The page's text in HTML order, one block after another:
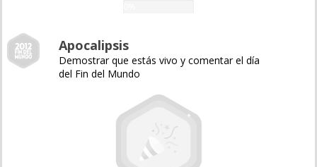
Apocalipsis
Demostrar que estás vivo y comentar el día
del Fin del Mundo